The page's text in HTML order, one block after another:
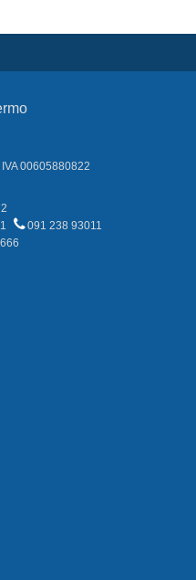
00605880822
091 238 93011